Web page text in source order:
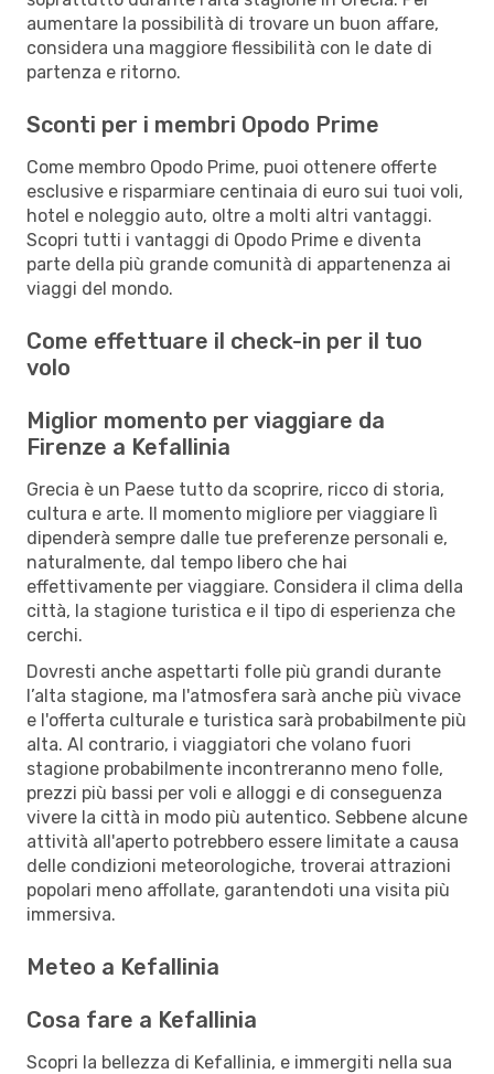
aumentare la possibilità di trovare un buon affare,
considera una maggiore flessibilità con le date di
partenza e ritorno.
Sconti per i membri Opodo Prime
Come membro Opodo Prime, puoi ottenere offerte
esclusive e risparmiare centinaia di euro sui tuoi voli,
hotel e noleggio auto, oltre a molti altri vantaggi.
Scopri tutti i vantaggi di Opodo Prime e diventa
parte della più grande comunità di appartenenza ai
viaggi del mondo.
Come effettuare il check-in per il tuo
volo
Miglior momento per viaggiare da
Firenze a Kefallinia
Grecia è un Paese tutto da scoprire, ricco di storia,
cultura e arte. Il momento migliore per viaggiare lì
dipenderà sempre dalle tue preferenze personali e,
naturalmente, dal tempo libero che hai
effettivamente per viaggiare. Considera il clima della
città, la stagione turistica e il tipo di esperienza che
cerchi.
Dovresti anche aspettarti folle più grandi durante
l’alta stagione, ma l'atmosfera sarà anche più vivace
e l'offerta culturale e turistica sarà probabilmente più
alta. Al contrario, i viaggiatori che volano fuori
stagione probabilmente incontreranno meno folle,
prezzi più bassi per voli e alloggi e di conseguenza
vivere la città in modo più autentico. Sebbene alcune
attività all'aperto potrebbero essere limitate a causa
delle condizioni meteorologiche, troverai attrazioni
popolari meno affollate, garantendoti una visita più
immersiva.
Meteo a Kefallinia
Cosa fare a Kefallinia
Scopri la bellezza di Kefallinia, e immergiti nella sua